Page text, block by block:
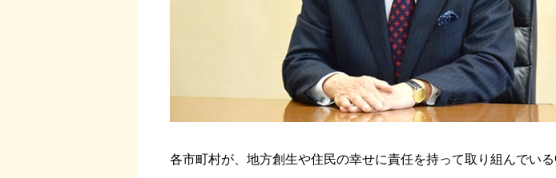
各市町村が、地方創生や住民の幸せに責任を持って取り組んでい